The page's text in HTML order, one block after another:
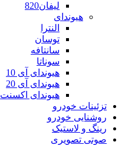
لیفان820
هیوندای
النترا
توسان
سانتافه
سوناتا
هیوندای آی 10
هیوندای آی 20
هیوندای اکسنت
تزئینات خودرو
روشنایی خودرو
رینگ و لاستیک
صوتی تصویری